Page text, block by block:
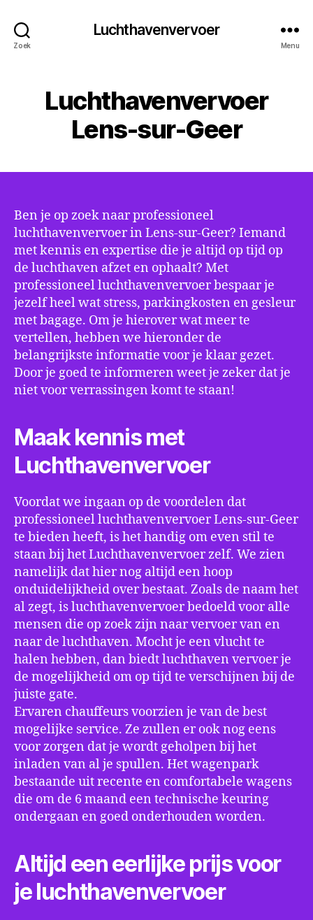
Zoek
Luchthavenvervoer
Menu
Luchthavenvervoer
Lens-sur-Geer
Ben je op zoek naar professioneel
luchthavenvervoer in Lens-sur-Geer? Iemand
met kennis en expertise die je altijd op tijd op
de luchthaven afzet en ophaalt? Met
professioneel luchthavenvervoer bespaar je
jezelf heel wat stress, parkingkosten en gesleur
met bagage. Om je hierover wat meer te
vertellen, hebben we hieronder de
belangrijkste informatie voor je klaar gezet.
Door je goed te informeren weet je zeker dat je
niet voor verrassingen komt te staan!
Maak kennis met
Luchthavenvervoer
Voordat we ingaan op de voordelen dat
professioneel luchthavenvervoer Lens-sur-Geer
te bieden heeft, is het handig om even stil te
staan bij het Luchthavenvervoer zelf. We zien
namelijk dat hier nog altijd een hoop
onduidelijkheid over bestaat. Zoals de naam het
al zegt, is luchthavenvervoer bedoeld voor alle
mensen die op zoek zijn naar vervoer van en
naar de luchthaven. Mocht je een vlucht te
halen hebben, dan biedt luchthaven vervoer je
de mogelijkheid om op tijd te verschijnen bij de
juiste gate.
Ervaren chauffeurs voorzien je van de best
mogelijke service. Ze zullen er ook nog eens
voor zorgen dat je wordt geholpen bij het
inladen van al je spullen. Het wagenpark
bestaande uit recente en comfortabele wagens
die om de 6 maand een technische keuring
ondergaan en goed onderhouden worden.
Altijd een eerlijke prijs voor
je luchthavenvervoer